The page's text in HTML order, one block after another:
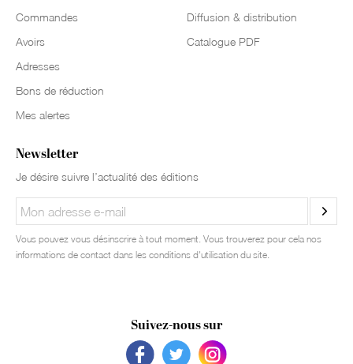
Commandes
Avoirs
Adresses
Bons de réduction
Mes alertes
Diffusion & distribution
Catalogue PDF
Newsletter
Je désire suivre l’actualité des éditions
Vous pouvez vous désinscrire à tout moment. Vous trouverez pour cela nos
informations de contact dans les conditions d'utilisation du site.
Suivez-nous sur